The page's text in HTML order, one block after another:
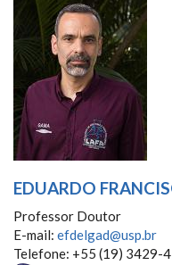
EDUARDO
Professor Doutor
E-mail: efdelgad@usp.br
Telefone: +55 (19) 3429-